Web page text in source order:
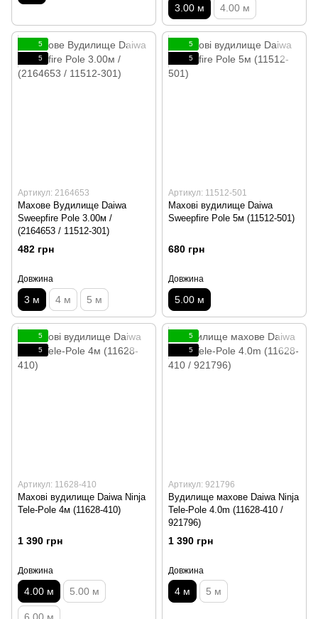
3.00 м 4.00 м
5
5
Артикул: 2164653
Махове Вудилище Daiwa
Sweepfire Pole 3.00м /
(2164653 / 11512-301)
482 грн
Довжина
3 м 4 м 5 м
5
5
Артикул: 11512-501
Махові вудилище Daiwa
Sweepfire Pole 5м (11512-501)
680 грн
Довжина
5.00 м
5
5
Артикул: 11628-410
Махові вудилище Daiwa Ninja
Tele-Pole 4м (11628-410)
1 390 грн
Довжина
4.00 м 5.00 м
6.00 м
5
5
Артикул: 921796
Вудилище махове Daiwa Ninja
Tele-Pole 4.0m (11628-410 /
921796)
1 390 грн
Довжина
4 м 5 м